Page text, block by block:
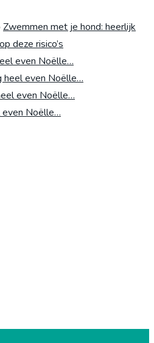
Zwemmen met je hond: heerlijk
deze risico’s
even Noëlle…
heel even Noëlle…
even Noëlle…
even Noëlle…